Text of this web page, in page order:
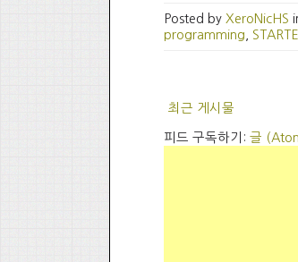
Posted by XeroNicHS
programming
최근 게시물
피드 구독하기: 글